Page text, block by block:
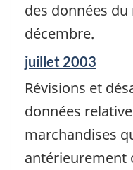
des données
décembre.
Période
référence
de
-
juillet 2003
Révisions et
données
marchandises